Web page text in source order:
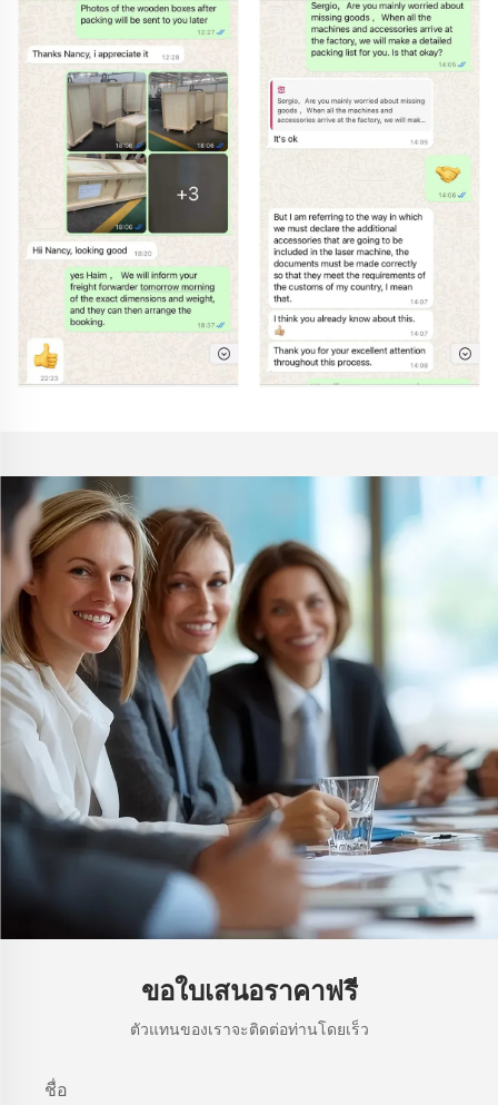
ขอใบเสนอราคาฟรี
ตัวแทนของเราจะติดต่อท่านโดยเร็ว
ชื่อ